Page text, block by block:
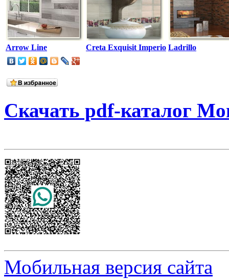
Arrow Line Creta Exquisit Imperio Ladrillo
Скачать pdf-каталог
Мобильная версия сайта